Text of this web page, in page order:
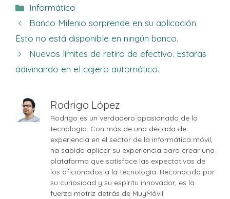
Categorías
Informática
Banco Milenio sorprende en su aplicación.
Esto no está disponible en ningún banco.
Nuevos límites de retiro de efectivo. Estarás
adivinando en el cajero automático.
Rodrigo López
Rodrigo es un verdadero apasionado de la
tecnología. Con más de una década de
experiencia en el sector de la informática móvil,
ha sabido aplicar su experiencia para crear una
plataforma que satisface las expectativas de
los aficionados a la tecnología. Reconocido por
su curiosidad y su espíritu innovador, es la
fuerza motriz detrás de MuyMóvil.